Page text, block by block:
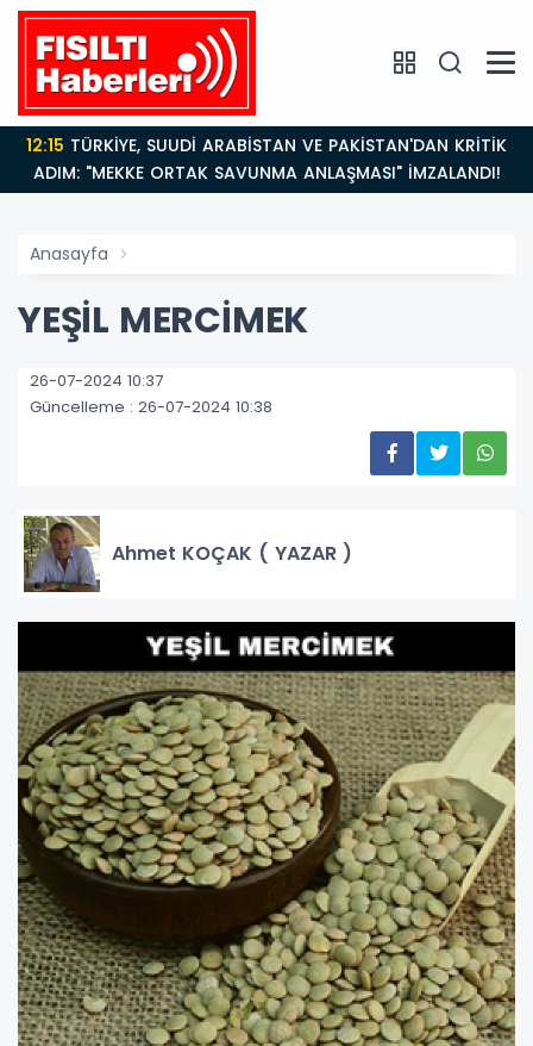
12:15
ADIM: "MEKKE ORTAK SAVUNMA ANLAŞMASI" İMZALANDI!
Anasayfa
YEŞİL MERCİMEK
26-07-2024 10:37
Güncelleme : 26-07-2024 10:38
Ahmet KOÇAK ( YAZAR )